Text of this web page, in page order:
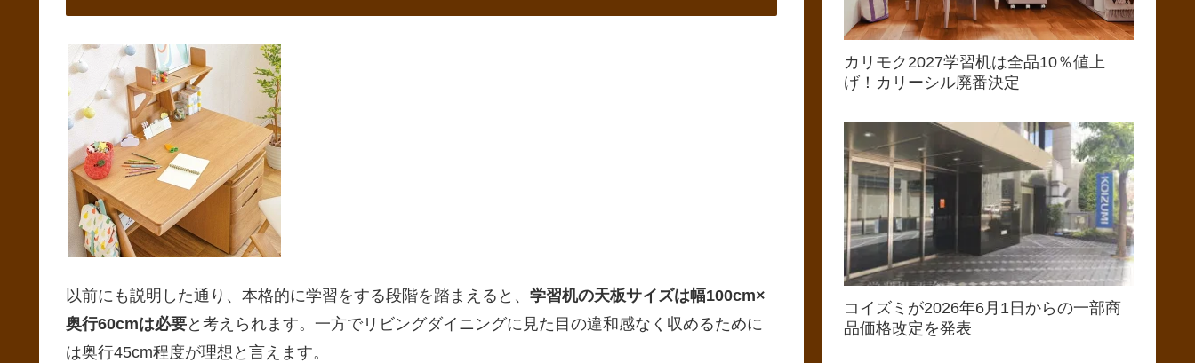
以前にも説明した通り、本格的に学習をする段階を踏まえると、 学習机の天板サイズは幅100cm×
奥行60cmは必要と考えられます。一方でリビングダイニングに見た目の違和感なく収めるために
は奥行45cm程度が理想と言えます。
カリモク2027学習机は全品10％値上
げ！カリーシル廃番決定
コイズミが2026年6月1日からの一部商
品価格改定を発表